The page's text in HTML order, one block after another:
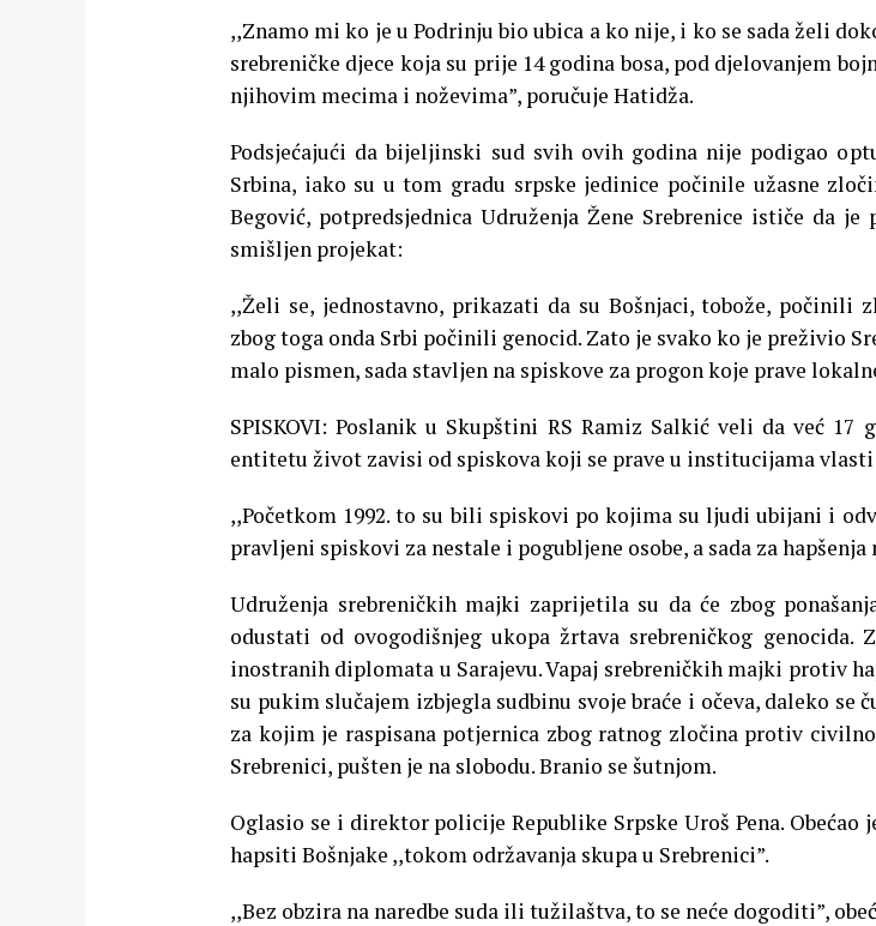
,,Znamo mi ko je u Podrinju bio ubica a ko nije, i ko se sada želi
srebreničke djece koja su prije 14 godina bosa, pod djelovanjem
njihovim mecima i noževima”, poručuje Hatidža.
Podsjećajući da bijeljinski sud svih ovih godina nije podigao
Srbina, iako su u tom gradu srpske jedinice počinile užasne
Begović, potpredsjednica Udruženja Žene Srebrenice ističe da
smišljen projekat:
,,Želi se, jednostavno, prikazati da su Bošnjaci, tobože, počinili
zbog toga onda Srbi počinili genocid. Zato je svako ko je preživio
malo pismen, sada stavljen na spiskove za progon koje prave
SPISKOVI: Poslanik u Skupštini RS Ramiz Salkić veli da već 17
entitetu život zavisi od spiskova koji se prave u institucijama
,,Početkom 1992. to su bili spiskovi po kojima su ljudi ubijani i
pravljeni spiskovi za nestale i pogubljene osobe, a sada za
Udruženja srebreničkih majki zaprijetila su da će zbog
odustati od ovogodišnjeg ukopa žrtava srebreničkog
inostranih diplomata u Sarajevu. Vapaj srebreničkih majki protiv
su pukim slučajem izbjegla sudbinu svoje braće i očeva, daleko se
za kojim je raspisana potjernica zbog ratnog zločina protiv
Srebrenici, pušten je na slobodu. Branio se šutnjom.
Oglasio se i direktor policije Republike Srpske Uroš Pena. Obećao
hapsiti Bošnjake ,,tokom održavanja skupa u Srebrenici”.
,,Bez obzira na naredbe suda ili tužilaštva, to se neće dogoditi”,